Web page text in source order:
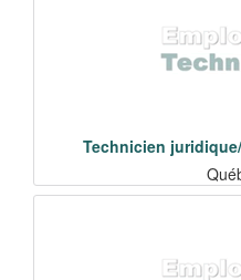
Technicien